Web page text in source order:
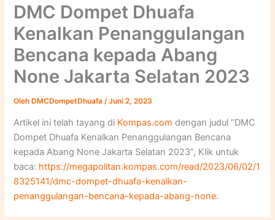
DMC Dompet Dhuafa
Kenalkan Penanggulangan
Bencana kepada Abang
None Jakarta Selatan 2023
OlehDMCDompetDhuafa /Juni 2, 2023
Artikel ini telah tayang di Kompas.com dengan judul “DMC
Dompet Dhuafa Kenalkan Penanggulangan Bencana
kepada Abang None Jakarta Selatan 2023”, Klik untuk
baca: https://megapolitan.kompas.com/read/2023/06/02/1
8325141/dmc-dompet-dhuafa-kenalkan-
penanggulangan-bencana-kepada-abang-none.